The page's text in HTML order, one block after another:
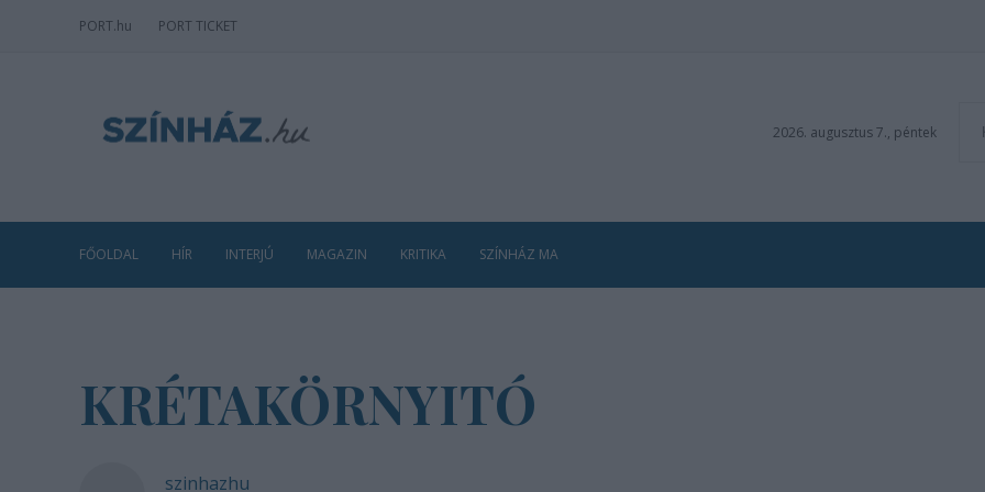
PORT.hu PORT TICKET
2026. augusztus 7., péntek
FŐOLDAL HÍR INTERJÚ MAGAZIN KRITIKA SZÍNHÁZ MA
KRÉTAKÖRNYITÓ
szinhazhu